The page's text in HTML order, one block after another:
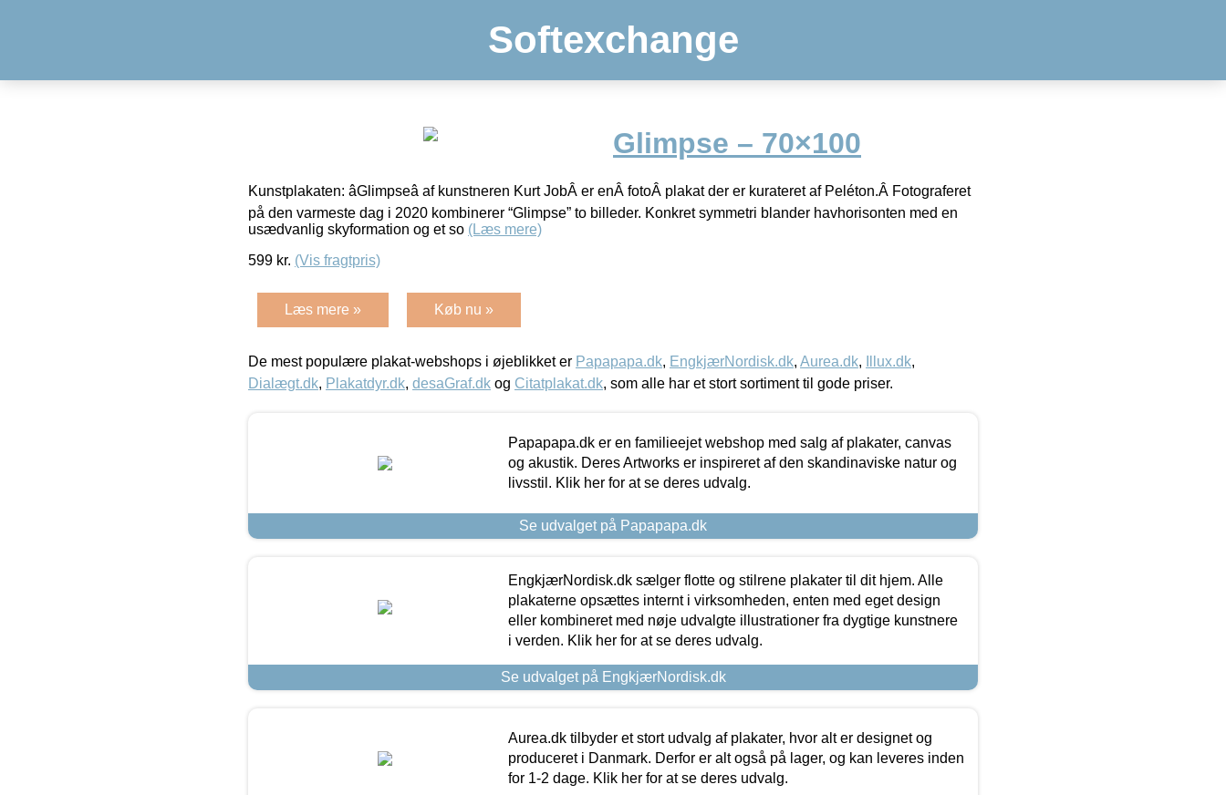
Softexchange
Glimpse – 70×100
Kunstplakaten: âGlimpseâ af kunstneren Kurt JobÂ er enÂ fotoÂ plakat der er kurateret af Peléton.Â Fotograferet
på den varmeste dag i 2020 kombinerer “Glimpse” to billeder. Konkret symmetri blander havhorisonten med en
usædvanlig skyformation og et so (Læs mere)
599 kr. (Vis fragtpris)
Læs mere » Køb nu »
De mest populære plakat-webshops i øjeblikket er Papapapa.dk, EngkjærNordisk.dk, Aurea.dk, Illux.dk,
Dialægt.dk, Plakatdyr.dk, desaGraf.dk og Citatplakat.dk, som alle har et stort sortiment til gode priser.
Papapapa.dk er en familieejet webshop med salg af plakater, canvas
og akustik. Deres Artworks er inspireret af den skandinaviske natur og
livsstil. Klik her for at se deres udvalg.
Se udvalget på Papapapa.dk
EngkjærNordisk.dk sælger flotte og stilrene plakater til dit hjem. Alle
plakaterne opsættes internt i virksomheden, enten med eget design
eller kombineret med nøje udvalgte illustrationer fra dygtige kunstnere
i verden. Klik her for at se deres udvalg.
Se udvalget på EngkjærNordisk.dk
Aurea.dk tilbyder et stort udvalg af plakater, hvor alt er designet og
produceret i Danmark. Derfor er alt også på lager, og kan leveres inden
for 1-2 dage. Klik her for at se deres udvalg.